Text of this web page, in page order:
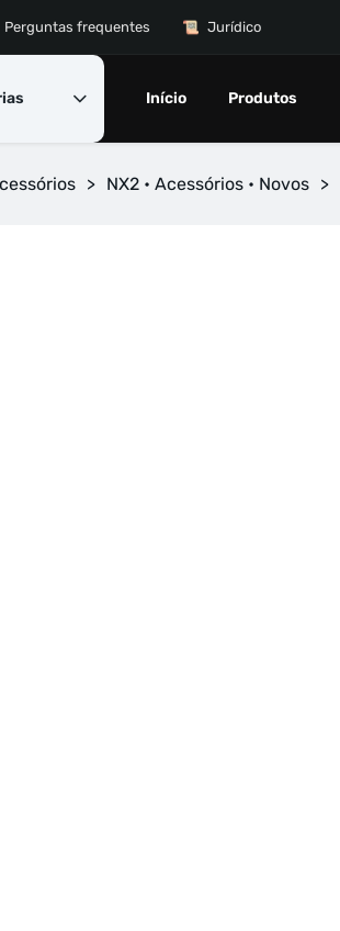
Perguntas frequentes Jurídico
Início Produtos
> NX2 • Acessórios • Novos >